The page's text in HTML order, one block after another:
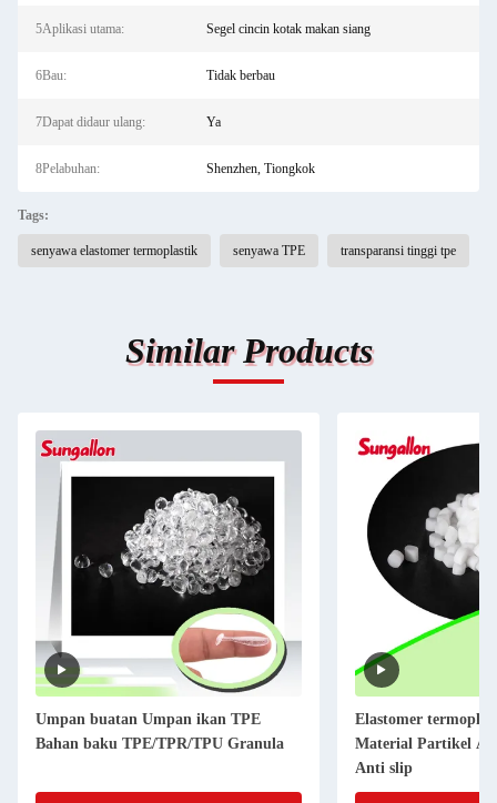
5Aplikasi utama: Segel cincin kotak makan siang
6Bau: Tidak berbau
7Dapat didaur ulang: Ya
8Pelabuhan: Shenzhen, Tiongkok
Tags:
senyawa elastomer termoplastik senyawa TPE transparansi tinggi tpe
Similar Products
Umpan buatan Umpan ikan TPE
Bahan baku TPE/TPR/TPU Granula
Elastomer
Material Partikel
Anti slip